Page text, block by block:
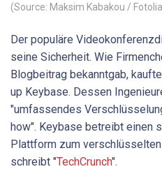
(Source: Maksim Kabakou /
Der populäre
seine Sicherheit. Wie
Blogbeitrag bekanntgab,
up Keybase. Dessen
"umfassendes
how". Keybase betreibt einen
Plattform zum
schreibt "TechCrunch".